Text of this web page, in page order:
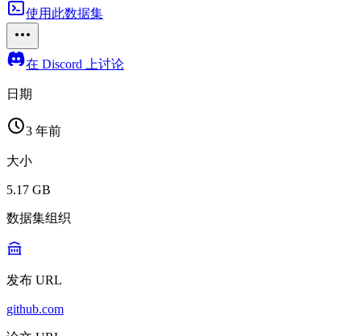
使用此数据集
在 Discord 上讨论
日期
3 年前
大小
5.17 GB
数据集组织
发布 URL
github.com